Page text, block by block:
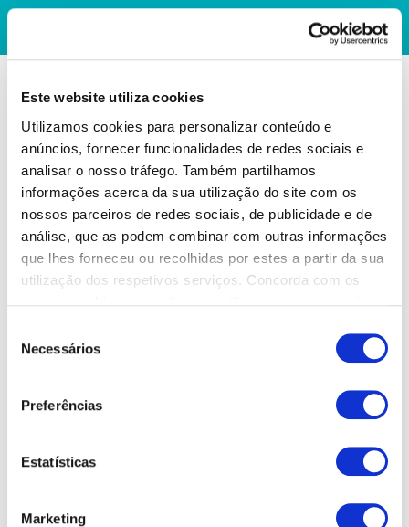
Este website utiliza cookies
Utilizamos cookies para personalizar conteúdo e
anúncios, fornecer funcionalidades de redes sociais e
analisar o nosso tráfego. Também partilhamos
informações acerca da sua utilização do site com os
nossos parceiros de redes sociais, de publicidade e de
análise, que as podem combinar com outras informações
que lhes forneceu ou recolhidas por estes a partir da sua
utilização dos respetivos serviços. Concorda com os
Necessários
Preferências
Estatísticas
Marketing